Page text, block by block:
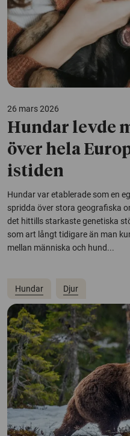
26 mars 2026
Hundar levde
över hela
istiden
Hundar var etablerade som en
spridda över stora geografiska
det hittills starkaste genetiska
som art långt tidigare än man
mellan människa och hund...
Hundar Djur